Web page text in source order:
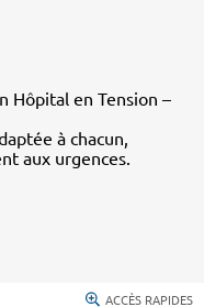
Hôpital en Tension –
à chacun,
aux urgences.
ACCÈS RAPIDES